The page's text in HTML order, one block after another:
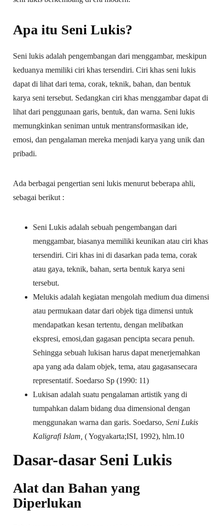
Apa itu Seni Lukis?
Seni lukis adalah pengembangan dari menggambar, meskipun
keduanya memiliki ciri khas tersendiri. Ciri khas seni lukis
dapat di lihat dari tema, corak, teknik, bahan, dan bentuk
karya seni tersebut. Sedangkan ciri khas menggambar dapat di
lihat dari penggunaan garis, bentuk, dan warna. Seni lukis
memungkinkan seniman untuk mentransformasikan ide,
emosi, dan pengalaman mereka menjadi karya yang unik dan
pribadi.
Ada berbagai pengertian seni lukis menurut beberapa ahli,
sebagai berikut :
Seni Lukis adalah sebuah pengembangan dari
menggambar, biasanya memiliki keunikan atau ciri khas
tersendiri. Ciri khas ini di dasarkan pada tema, corak
atau gaya, teknik, bahan, serta bentuk karya seni
tersebut.
Melukis adalah kegiatan mengolah medium dua dimensi
atau permukaan datar dari objek tiga dimensi untuk
mendapatkan kesan tertentu, dengan melibatkan
ekspresi, emosi,dan gagasan pencipta secara penuh.
Sehingga sebuah lukisan harus dapat menerjemahkan
apa yang ada dalam objek, tema, atau gagasansecara
representatif. Soedarso Sp (1990: 11)
Lukisan adalah suatu pengalaman artistik yang di
tumpahkan dalam bidang dua dimensional dengan
menggunakan warna dan garis. Soedarso,Seni Lukis
Kaligrafi Islam,( Yogyakarta;ISI, 1992), hlm.10
Dasar-dasar Seni Lukis
Alat dan Bahan yang
Diperlukan